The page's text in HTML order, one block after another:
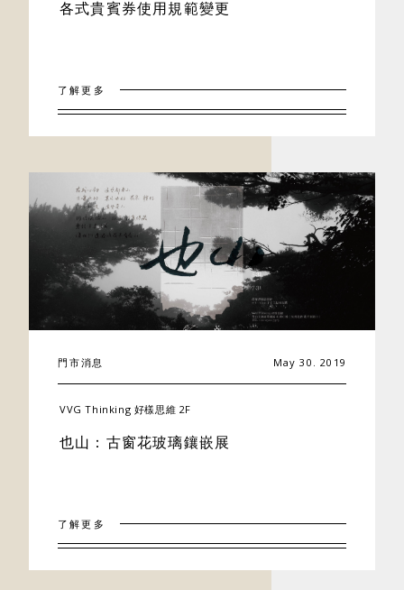
各式貴賓券使用規範變更
了解更多
門市消息 May 30. 2019
VVG Thinking 好樣思維 2F
也山：古窗花玻璃鑲嵌展
了解更多